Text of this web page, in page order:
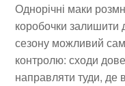
Однорічні маки
коробочки залишити
сезону можливий
контролю: сходи
направляти туди, де